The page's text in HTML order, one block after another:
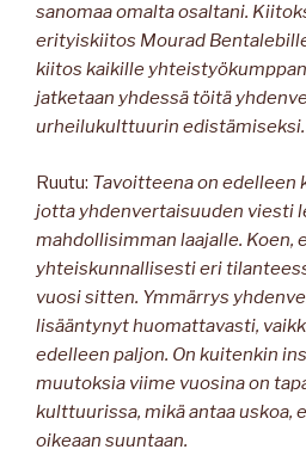
sanomaa omalta osaltani.
erityiskiitos Mourad
kiitos kaikille
jatketaan yhdessä töitä
urheilukulttuurin edistämiseksi.
Ruutu: Tavoitteena on edelleen
jotta yhdenvertaisuuden viesti
mahdollisimman laajalle. Koen,
yhteiskunnallisesti eri
vuosi sitten. Ymmärrys
lisääntynyt huomattavasti,
edelleen paljon. On kuitenkin
muutoksia viime vuosina on
kulttuurissa, mikä antaa uskoa,
oikeaan suuntaan.